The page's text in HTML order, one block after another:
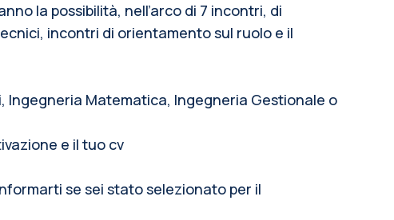
la possibilità, nell’arco di 7 incontri, di
incontri di orientamento sul ruolo e il
Matematica, Ingegneria Gestionale o
e il tuo cv
se sei stato selezionato per il